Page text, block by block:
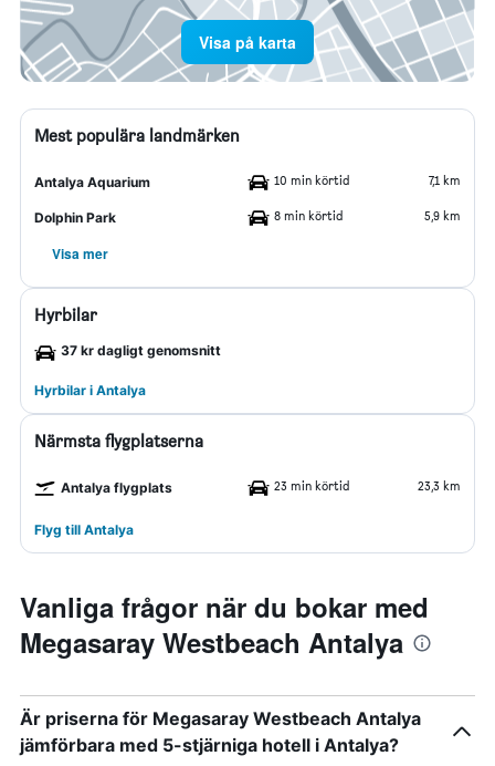
Visa på karta
Mest populära landmärken
Antalya Aquarium 10 min körtid 7,1 km
Dolphin Park 8 min körtid 5,9 km
Visa mer
Hyrbilar
37 kr dagligt genomsnitt
Hyrbilar i Antalya
Närmsta flygplatserna
Antalya flygplats 23 min körtid 23,3 km
Flyg till Antalya
Vanliga frågor när du bokar med
Megasaray Westbeach Antalya
Är priserna för Megasaray Westbeach Antalya
jämförbara med 5-stjärniga hotell i Antalya?